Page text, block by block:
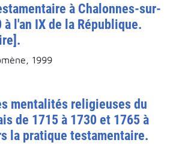
à Chalonnes-sur-
l'an IX de la République.
1999
mentalités religieuses du
de 1715 à 1730 et 1765 à
la pratique testamentaire.